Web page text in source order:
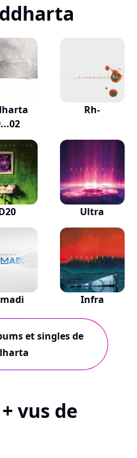
Rh-
Ultra
Infra
et singles de
vus de